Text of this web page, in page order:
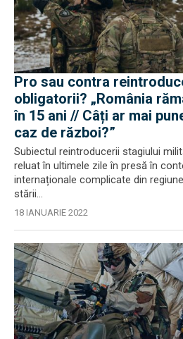
Pro sau contra
obligatorii? „România
în 15 ani // Câți ar mai
caz de război?”
Subiectul reintroducerii stagiului
reluat în ultimele zile în presă în
internaționale complicate din
stării...
18 IANUARIE 2022